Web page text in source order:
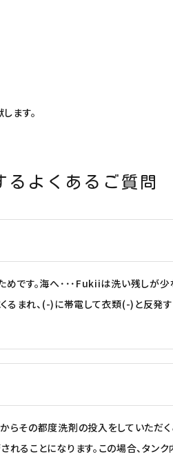
ます。
るよくあるご質問
です。海へ･･･Fukiiは洗い残しが
るまれ、(-)に帯電して衣類(-)と反
その都度洗剤の投入をしていただ
ることになります。この場合、タ